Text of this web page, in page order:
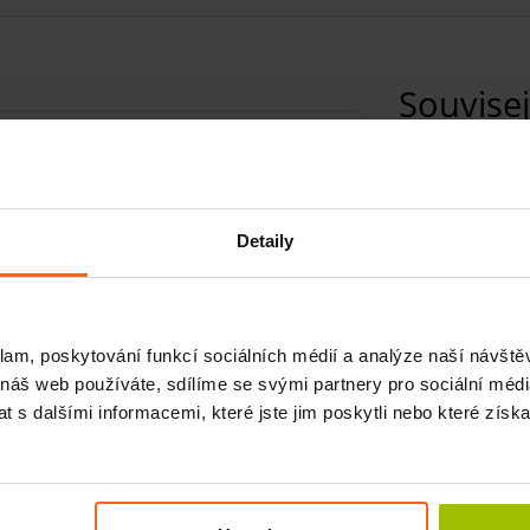
Detaily
poskytování funkcí sociálních médií a analýze naší
web používáte, sdílíme se svými partnery pro sociální
s dalšími informacemi, které jste jim poskytli nebo které
a otoků různého původu horních
latex
věnujte pozornost měření. Závisí na